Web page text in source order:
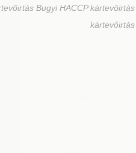
Bugyi HACCP